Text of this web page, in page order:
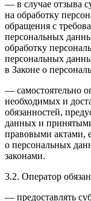
— в случае отзыва
на обработку
обращения с
персональных
обработку
персональных
в Законе о
— самостоятельно
необходимых и
обязанностей,
данных и
правовыми актами,
о персональных
законами.
3.2. Оператор
— предоставлять